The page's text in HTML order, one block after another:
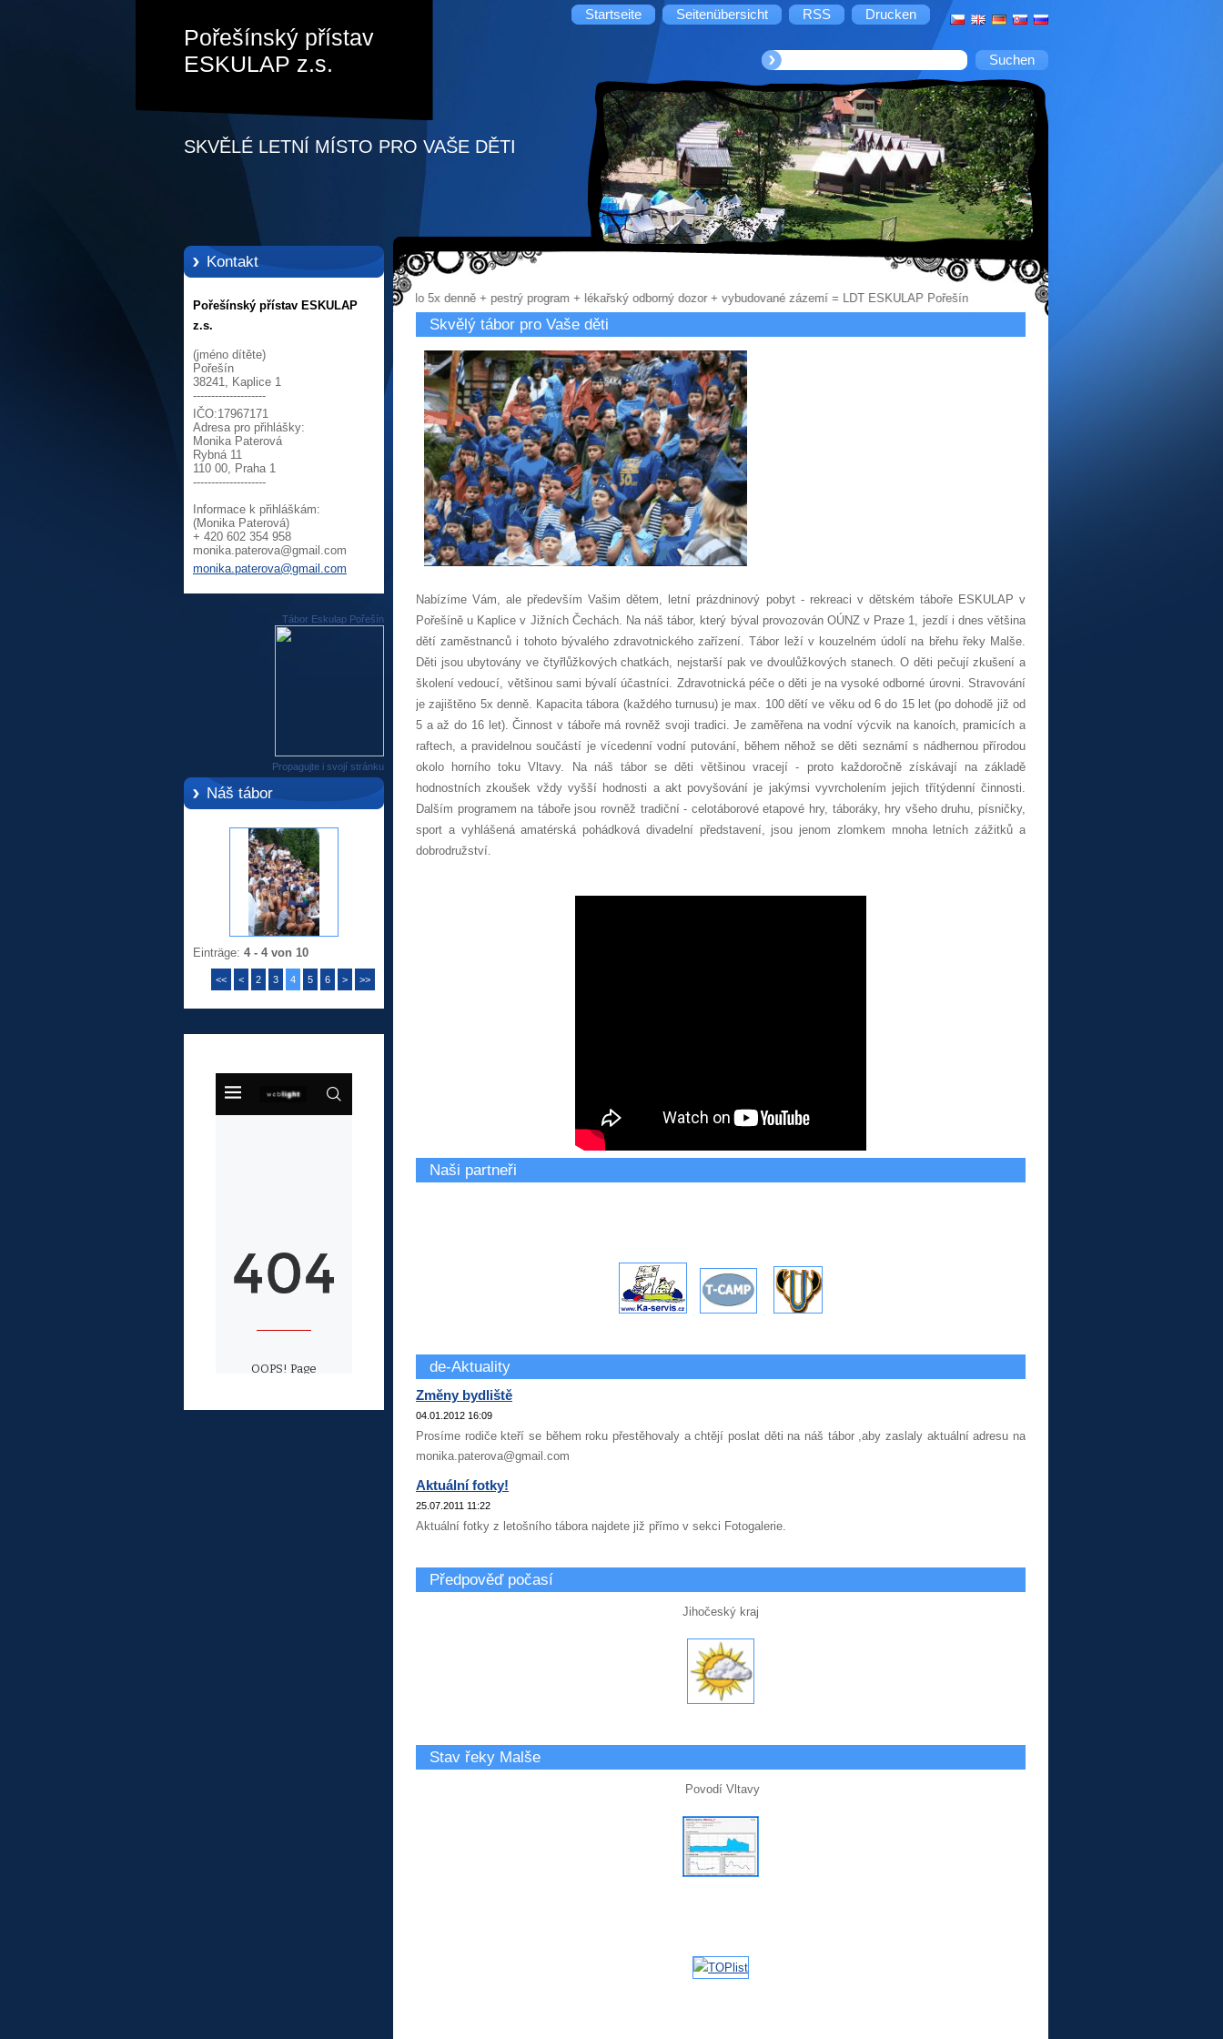
Startseite Seitenübersicht RSS Drucken
Pořešínský přístav
ESKULAP z.s.
SKVĚLÉ LETNÍ MÍSTO PRO VAŠE DĚTI
Kontakt
Pořešínský přístav ESKULAP
z.s.
(jméno dítěte)
Pořešín
38241, Kaplice 1
--------------------
IČO:17967171
Adresa pro přihlášky:
Monika Paterová
Rybná 11
110 00, Praha 1
--------------------
Informace k přihláškám:
(Monika Paterová)
+ 420 602 354 958
monika.paterova@gmail.com
monika.paterova@gmail.com
Tábor Eskulap Pořešín
Propagujte i svojí stránku
Náš tábor
Einträge: 4 - 4 von 10
<< < 2 3 4 5 6 > >>
Více jak 30 let tradice tábora + vyškolení vedoucí + kvalitní jídlo 5x denně + pestrý program + lékařský odborný dozor + vybudované zázemí = LDT ESKULAP Pořešín
Skvělý tábor pro Vaše děti
Nabízíme Vám, ale především Vašim dětem, letní prázdninový pobyt - rekreaci v dětském táboře ESKULAP v
Pořešíně u Kaplice v Jižních Čechách. Na náš tábor, který býval provozován OÚNZ v Praze 1, jezdí i dnes většina
dětí zaměstnanců i tohoto bývalého zdravotnického zařízení. Tábor leží v kouzelném údolí na břehu řeky Malše.
Děti jsou ubytovány ve čtyřlůžkových chatkách, nejstarší pak ve dvoulůžkových stanech. O děti pečují zkušení a
školení vedoucí, většinou sami bývalí účastníci. Zdravotnická péče o děti je na vysoké odborné úrovni. Stravování
je zajištěno 5x denně. Kapacita tábora (každého turnusu) je max. 100 dětí ve věku od 6 do 15 let (po dohodě již od
5 a až do 16 let). Činnost v táboře má rovněž svoji tradici. Je zaměřena na vodní výcvik na kanoích, pramicích a
raftech, a pravidelnou součástí je vícedenní vodní putování, během něhož se děti seznámí s nádhernou přírodou
okolo horního toku Vltavy. Na náš tábor se děti většinou vracejí - proto každoročně získávají na základě
hodnostních zkoušek vždy vyšší hodnosti a akt povyšování je jakýmsi vyvrcholením jejich třítýdenní činnosti.
Dalším programem na táboře jsou rovněž tradiční - celotáborové etapové hry, táboráky, hry všeho druhu, písničky,
sport a vyhlášená amatérská pohádková divadelní představení, jsou jenom zlomkem mnoha letních zážitků a
dobrodružství.
Naši partneři
- -
de-Aktuality
Změny bydliště
04.01.2012 16:09
Prosíme rodiče kteří se během roku přestěhovaly a chtějí poslat děti na náš tábor ,aby zaslaly aktuální adresu na
monika.paterova@gmail.com
Aktuální fotky!
25.07.2011 11:22
Aktuální fotky z letošního tábora najdete již přímo v sekci Fotogalerie.
Předpověď počasí
Jihočeský kraj
Stav řeky Malše
Povodí Vltavy